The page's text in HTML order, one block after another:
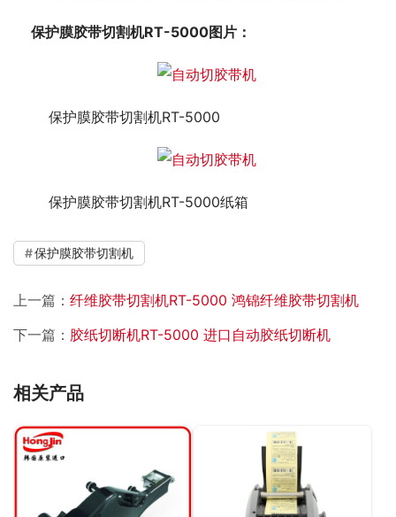
保护膜胶带切割机RT-5000图片：
	保护膜胶带切割机RT-5000
	保护膜胶带切割机RT-5000纸箱
保护膜胶带切割机
上一篇： 纤维胶带切割机RT-5000 鸿锦纤维胶带切割机
下一篇： 胶纸切断机RT-5000 进口自动胶纸切断机
相关产品